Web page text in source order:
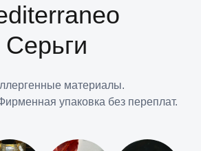
Серьги
материалы.
упаковка без переплат.